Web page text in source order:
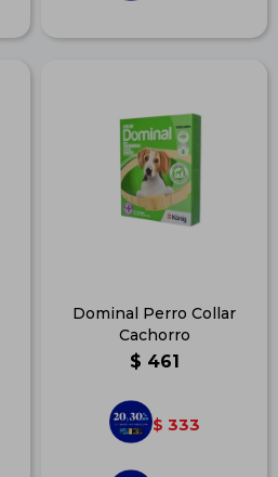
Dominal Perro Collar
Cachorro
$ 461
$ 333